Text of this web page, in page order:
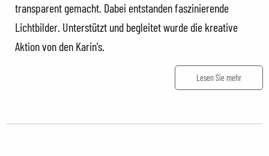
transparent gemacht. Dabei entstanden faszinierende
Lichtbilder. Unterstützt und begleitet wurde die kreative
Aktion von den Karin's.
Lesen Sie mehr